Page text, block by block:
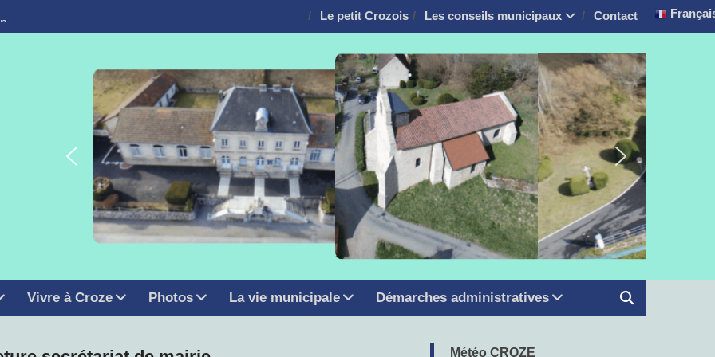
Le petit Crozois Les conseils municipaux Contact
Vivre à Croze Photos La vie municipale Démarches administratives
Météo CROZE